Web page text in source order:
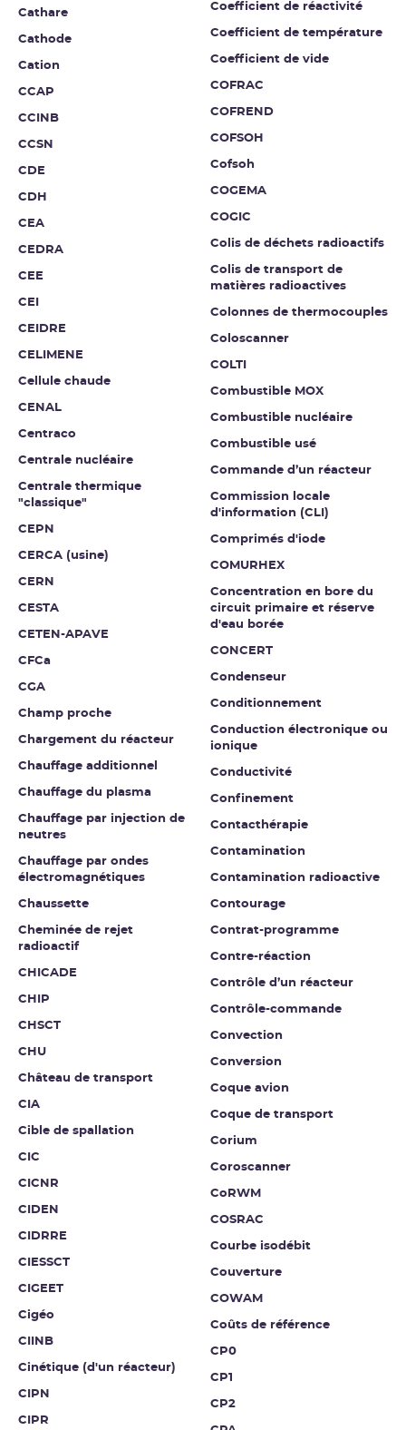
Cathare
Cathode
Cation
CCAP
CCINB
CCSN
CDE
CDH
CEA
CEDRA
CEE
CEI
CEIDRE
CELIMENE
Cellule chaude
CENAL
Centraco
Centrale nucléaire
Centrale thermique
"classique"
CEPN
CERCA (usine)
CERN
CESTA
CETEN-APAVE
CFCa
CGA
Champ proche
Chargement du réacteur
Chauffage additionnel
Chauffage du plasma
Chauffage par injection de
neutres
Chauffage par ondes
électromagnétiques
Chaussette
Cheminée de rejet
radioactif
CHICADE
CHIP
CHSCT
CHU
Château de transport
CIA
Cible de spallation
CIC
CICNR
CIDEN
CIDRRE
CIESSCT
CIGEET
Cigéo
CIINB
Cinétique (d'un réacteur)
CIPN
CIPR
Coefficient de réactivité
Coefficient de température
Coefficient de vide
COFRAC
COFREND
COFSOH
Cofsoh
COGEMA
COGIC
Colis de déchets radioactifs
Colis de transport de
matières radioactives
Colonnes de thermocouples
Coloscanner
COLTI
Combustible MOX
Combustible nucléaire
Combustible usé
Commande d’un réacteur
Commission locale
d'information (CLI)
Comprimés d'iode
COMURHEX
Concentration en bore du
circuit primaire et réserve
d'eau borée
CONCERT
Condenseur
Conditionnement
Conduction électronique ou
ionique
Conductivité
Confinement
Contacthérapie
Contamination
Contamination radioactive
Contourage
Contrat-programme
Contre-réaction
Contrôle d’un réacteur
Contrôle-commande
Convection
Conversion
Coque avion
Coque de transport
Corium
Coroscanner
CoRWM
COSRAC
Courbe isodébit
Couverture
COWAM
Coûts de référence
CP0
CP1
CP2